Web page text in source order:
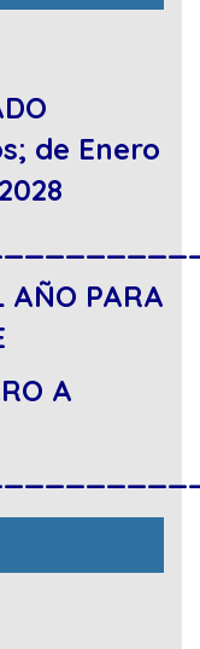
de Enero
AÑO PARA
A